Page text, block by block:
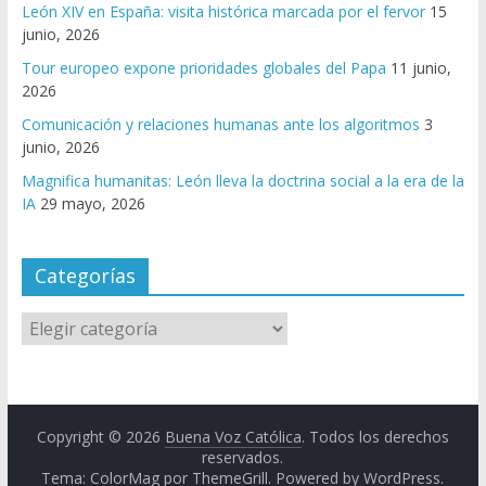
León XIV en España: visita histórica marcada por el fervor 15
junio, 2026
Tour europeo expone prioridades globales del Papa 11 junio,
2026
Comunicación y relaciones humanas ante los algoritmos 3
junio, 2026
Magnifica humanitas: León lleva la doctrina social a la era de la
IA 29 mayo, 2026
Categorías
Copyright © 2026 Buena Voz Católica. Todos los derechos
reservados.
Tema: ColorMag por ThemeGrill. Powered byWordPress.